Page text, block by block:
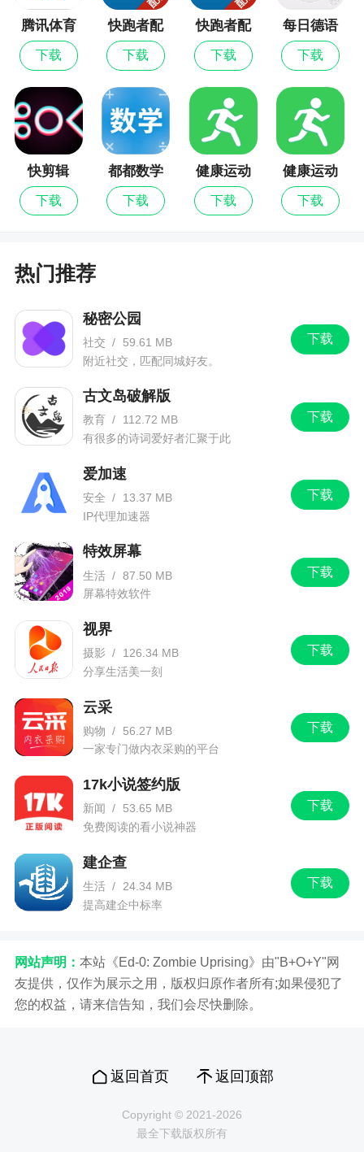
腾讯体育
下载
快跑者配
送端最新
版
下载
快跑者配
送端
下载
每日德语
听力
下载
快剪辑
下载
都都数学
最新版
下载
健康运动
计步器
下载
健康运动
计步器最
新版
下载
热门推荐
下载
秘密公园
社交 /
59.61 MB
附近社交，匹配同城好友。
下载
古文岛破解版
教育 /
112.72 MB
有很多的诗词爱好者汇聚于此
下载
爱加速
安全 /
13.37 MB
IP代理加速器
下载
特效屏幕
生活 / 87.50 MB
屏幕特效软件
下载
视界
摄影 /
126.34 MB
分享生活美一刻
下载
云采
购物 /
56.27 MB
一家专门做内衣采购的平台
下载
17k小说签约版
新闻 /
53.65 MB
免费阅读的看小说神器
下载
建企查
生活 /
24.34 MB
提高建企中标率
网站声明： 本站《Ed-0: Zombie Uprising》由"B+O+Y"网
友提供，仅作为展示之用，版权归原作者所有;如果侵犯了
您的权益，请来信告知，我们会尽快删除。
返回首页 返回顶部
Copyright © 2021-2026
最全下载版权所有